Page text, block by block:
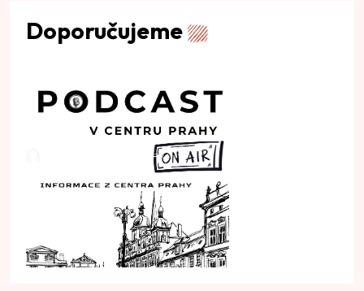
Doporučujeme